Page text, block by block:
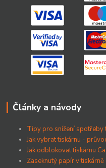
Články a návody
Tipy pro snížení spotřeby
Jak vybrat tiskárnu -
Jak odblokovat tiskárnu
Zaseknutý papír v tiskárně